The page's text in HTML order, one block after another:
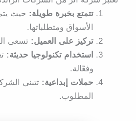
تتمتع بخبرة طويلة: حيث
الأسواق ومتطلباتها.
تركيز على العميل: تسعى
استخدام تكنولوجيا حديثة:
وفعّالة.
حملات إبداعية: تتبنى
المطلوب.